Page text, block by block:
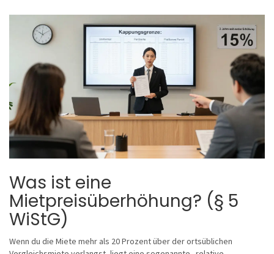
Was ist eine
Mietpreisüberhöhung? (§ 5
WiStG)
Wenn du die Miete mehr als 20 Prozent über der ortsüblichen